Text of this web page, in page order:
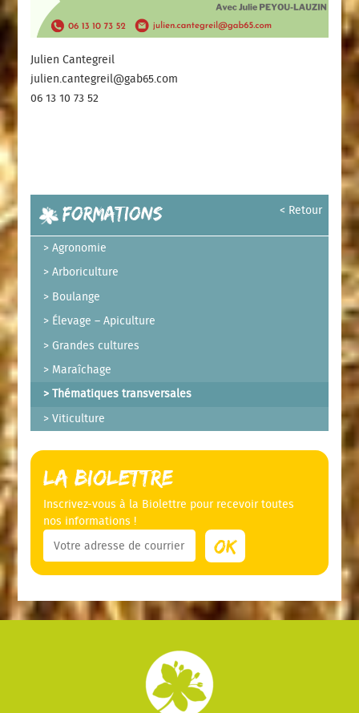
Julien Cantegreil
julien.cantegreil@gab65.com
06 13 10 73 52
< Retour
Formations
Agronomie
Arboriculture
Boulange
Élevage – Apiculture
Grandes cultures
Maraîchage
Thématiques transversales
Viticulture
La Biolettre
Inscrivez-vous à la Biolettre pour recevoir toutes
nos informations !